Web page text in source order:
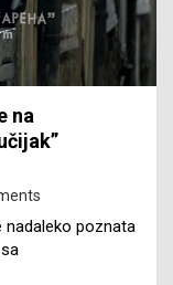
na
nadaleko poznata